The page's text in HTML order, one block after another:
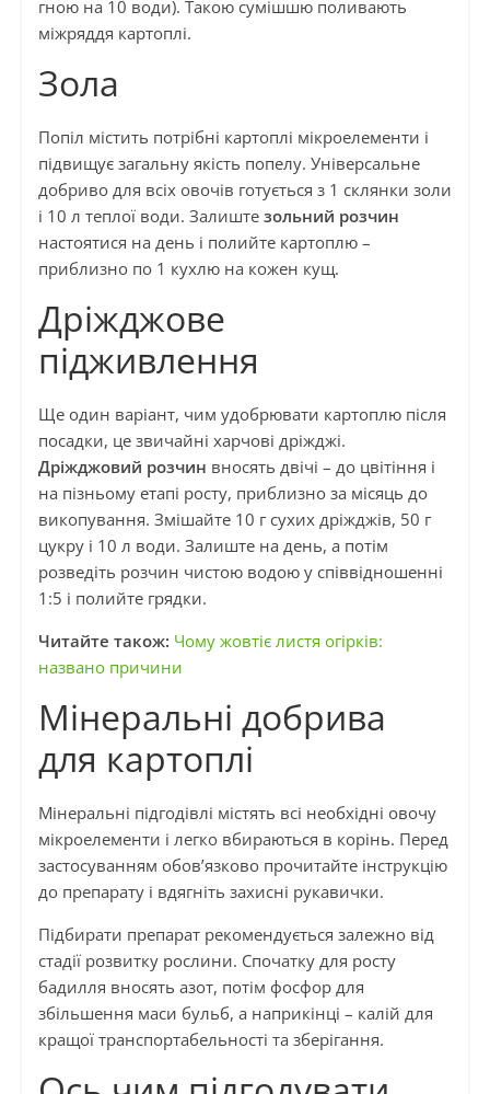
гною на 10 води). Такою сумішшю поливають
міжряддя картоплі.
Зола
Попіл містить потрібні картоплі мікроелементи і
підвищує загальну якість попелу. Універсальне
добриво для всіх овочів готується з 1 склянки золи
і 10 л теплої води. Залиште зольний розчин
настоятися на день і полийте картоплю –
приблизно по 1 кухлю на кожен кущ.
Дріжджове
підживлення
Ще один варіант, чим удобрювати картоплю після
посадки, це звичайні харчові дріжджі.
Дріжджовий розчин вносять двічі – до цвітіння і
на пізньому етапі росту, приблизно за місяць до
викопування. Змішайте 10 г сухих дріжджів, 50 г
цукру і 10 л води. Залиште на день, а потім
розведіть розчин чистою водою у співвідношенні
1:5 і полийте грядки.
Читайте також: Чому жовтіє листя огірків:
названо причини
Мінеральні добрива
для картоплі
Мінеральні підгодівлі містять всі необхідні овочу
мікроелементи і легко вбираються в корінь. Перед
застосуванням обов’язково прочитайте інструкцію
до препарату і вдягніть захисні рукавички.
Підбирати препарат рекомендується залежно від
стадії розвитку рослини. Спочатку для росту
бадилля вносять азот, потім фосфор для
збільшення маси бульб, а наприкінці – калій для
кращої транспортабельності та зберігання.